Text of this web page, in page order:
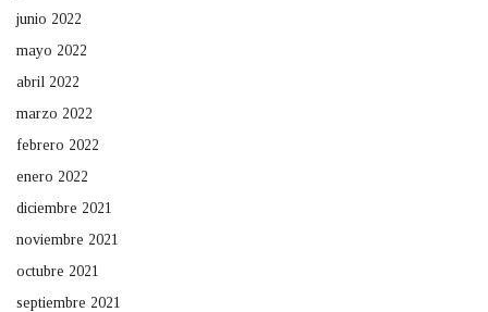
junio 2022
mayo 2022
abril 2022
marzo 2022
febrero 2022
enero 2022
diciembre 2021
noviembre 2021
octubre 2021
septiembre 2021